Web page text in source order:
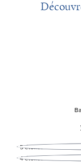
5étoiles
4étoiles